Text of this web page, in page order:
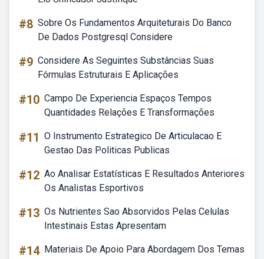
#8 Sobre Os Fundamentos Arquiteturais Do Banco
De Dados Postgresql Considere
#9 Considere As Seguintes Substâncias Suas
Fórmulas Estruturais E Aplicações
#10 Campo De Experiencia Espaços Tempos
Quantidades Relações E Transformações
#11 O Instrumento Estrategico De Articulacao E
Gestao Das Politicas Publicas
#12 Ao Analisar Estatísticas E Resultados Anteriores
Os Analistas Esportivos
#13 Os Nutrientes Sao Absorvidos Pelas Celulas
Intestinais Estas Apresentam
#14 Materiais De Apoio Para Abordagem Dos Temas